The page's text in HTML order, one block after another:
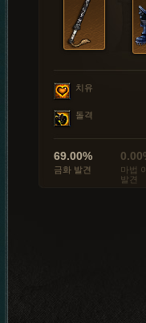
치유
돌격
69.00%
금화 발견
마법
발견